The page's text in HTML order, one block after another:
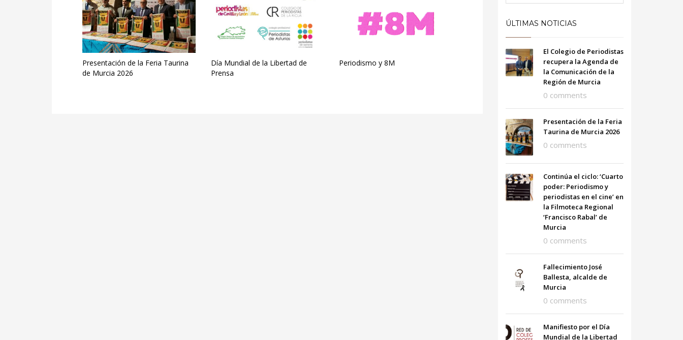
Presentación de la Feria Taurina
de Murcia 2026
Día Mundial de la Libertad de
Prensa
Periodismo y 8M
ÚLTIMAS NOTICIAS
El Colegio de Periodistas
recupera la Agenda de
la Comunicación de la
Región de Murcia
0 comments
Presentación de la Feria
Taurina de Murcia 2026
0 comments
Continúa el ciclo: ‘Cuarto
poder: Periodismo y
periodistas en el cine’ en
la Filmoteca Regional
‘Francisco Rabal’ de
Murcia
0 comments
Fallecimiento José
Ballesta, alcalde de
Murcia
0 comments
Manifiesto por el Día
Mundial de la Libertad